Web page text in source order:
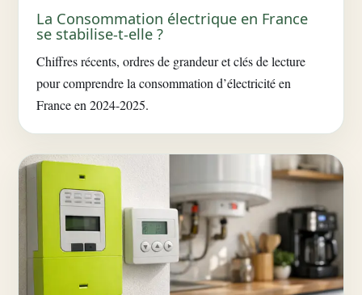
La Consommation électrique en France
se stabilise-t-elle ?
Chiffres récents, ordres de grandeur et clés de lecture
pour comprendre la consommation d’électricité en
France en 2024-2025.